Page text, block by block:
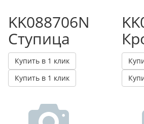
KK088706N
Ступица
Купить в 1 клик
Купить в 1 клик